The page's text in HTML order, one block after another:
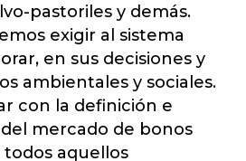
pastoriles y demás.
exigir al sistema
en sus decisiones y
ambientales y sociales.
con la definición e
mercado de bonos
todos aquellos